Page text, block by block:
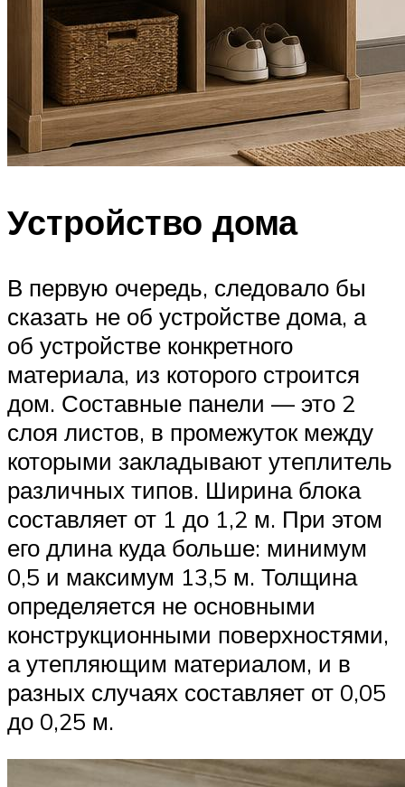
Устройство дома
В первую очередь, следовало бы
сказать не об устройстве дома, а
об устройстве конкретного
материала, из которого строится
дом. Составные панели — это 2
слоя листов, в промежуток между
которыми закладывают утеплитель
различных типов. Ширина блока
составляет от 1 до 1,2 м. При этом
его длина куда больше: минимум
0,5 и максимум 13,5 м. Толщина
определяется не основными
конструкционными поверхностями,
а утепляющим материалом, и в
разных случаях составляет от 0,05
до 0,25 м.